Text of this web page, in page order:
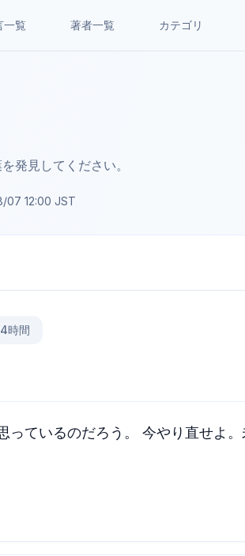
一覧 著者一覧 カテゴリ
発見してください。
07 12:00 JST
時間
っているのだろう。 今やり直せよ